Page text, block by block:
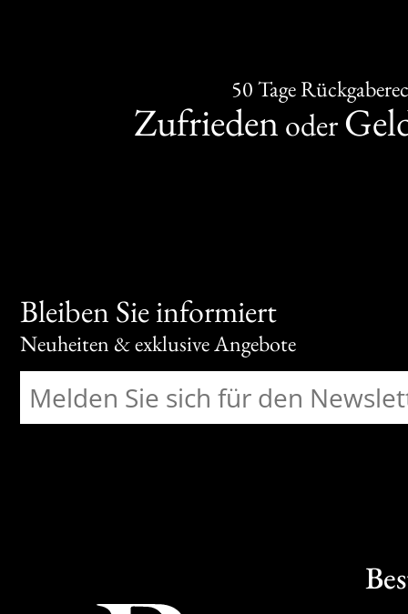
50 Tage
Zufrieden oder
Bleiben Sie informiert
Neuheiten & exklusive Angebote